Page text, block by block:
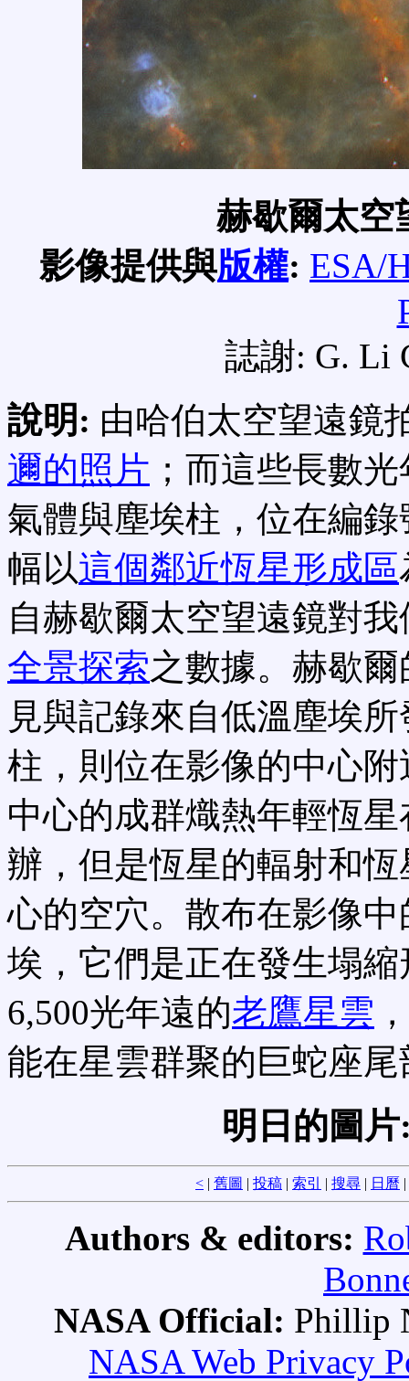
赫歇爾太空
影像提供與版權: ESA/
誌謝: G. Li
說明: 由哈伯太空望遠鏡
邇的照片 ；而這些長數
氣體與塵埃柱，位在編
幅以這個鄰近恆星形成區
自赫歇爾太空望遠鏡對
全景探索之數據。赫歇爾
見與記錄來自低溫塵埃
柱，則位在影像的中心
中心的成群熾熱年輕恆
辦，但是恆星的輻射和
心的空穴。散布在影像
埃，它們是正在發生塌
6,500光年遠的老鷹星雲
能在星雲群聚的巨蛇座
明日的圖
< | 舊圖 | 投稿 | 索引 | 搜尋 | 日曆 |
Authors & editors:
NASA Official: Phillip
NASA Web Privacy